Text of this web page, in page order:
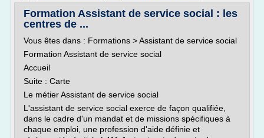
Formation Assistant de service social : les
centres de ...
Vous êtes dans : Formations > Assistant de service social
Formation Assistant de service social
Accueil
Suite : Carte
Le métier Assistant de service social
L'assistant de service social exerce de façon qualifiée,
dans le cadre d'un mandat et de missions spécifiques à
chaque emploi, une profession d'aide définie et